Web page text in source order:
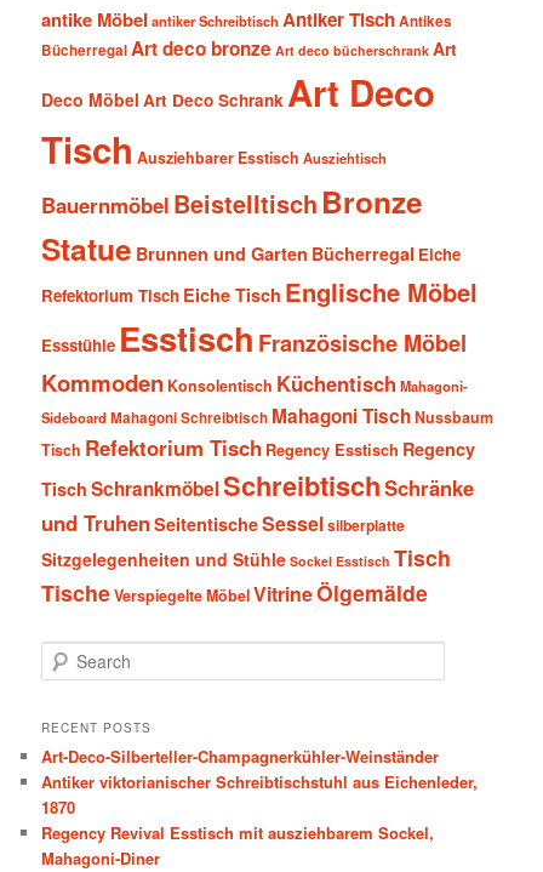
antike Möbel antiker Schreibtisch Antiker TischAntikes
BücherregalArt deco bronze Art deco bücherschrank Art
Deco Möbel Art Deco Schrank Art Deco
Tisch Ausziehbarer Esstisch Ausziehtisch
Bauernmöbel Beistelltisch Bronze
Statue Brunnen und Garten Bücherregal Eiche
Refektorium Tisch Eiche Tisch Englische Möbel
Essstühle Esstisch Französische Möbel
Kommoden Konsolentisch Küchentisch Mahagoni-
SideboardMahagoni Schreibtisch Mahagoni TischNussbaum
Tisch Refektorium Tisch Regency Esstisch Regency
Tisch SchrankmöbelSchreibtischSchränke
und TruhenSeitentischeSesselsilberplatte
Sitzgelegenheiten und Stühle Sockel Esstisch Tisch
TischeVerspiegelte MöbelVitrineÖlgemälde
e
r
h
RECENT POSTS
Art-Deco-Silberteller-Champagnerkühler-Weinständer
Antiker viktorianischer Schreibtischstuhl aus Eichenleder,
1870
Regency Revival Esstisch mit ausziehbarem Sockel,
Mahagoni-Diner